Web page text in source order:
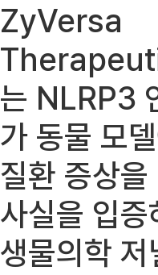
ZyVersa
는 NLRP3
가 동물 모
질환 증상
사실을 입
생물의학 저